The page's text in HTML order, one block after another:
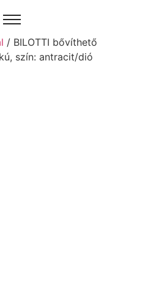
/ BILOTTI bővíthető
szín: antracit/dió